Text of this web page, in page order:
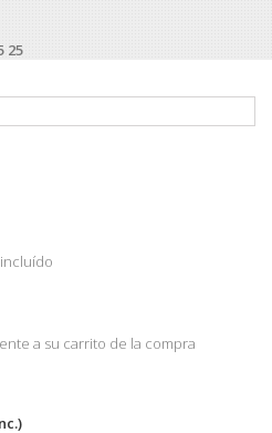
25
a su carrito de la compra